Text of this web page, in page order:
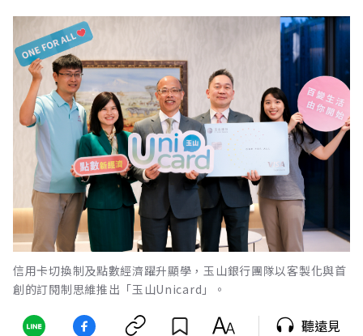
信用卡切換制及點數經濟躍升顯學，玉山銀行團隊以客製化與首
創的訂閱制思維推出「玉山Unicard」。
聽遠見